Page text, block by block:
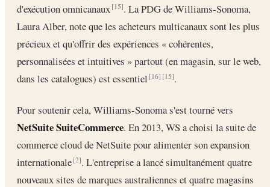
d'exécution omnicanaux[15]. La PDG de Williams-Sonoma,
Laura Alber, note que les acheteurs multicanaux sont les plus
précieux et qu'offrir des expériences « cohérentes,
personnalisées et intuitives » partout (en magasin, sur le web,
dans les catalogues) est essentiel[16] [15].
Pour soutenir cela, Williams-Sonoma s'est tourné vers
NetSuite SuiteCommerce. En 2013, WS a choisi la suite de
commerce cloud de NetSuite pour alimenter son expansion
internationale[2]. L'entreprise a lancé simultanément quatre
nouveaux sites de marques australiennes et quatre magasins